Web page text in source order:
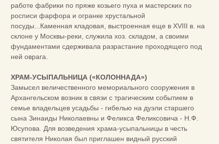
работе фабрики по пряже козьего пуха и мастерских по
росписи фарфора и огранке хрустальной
посуды...Каменная кладовая, выстроенная еще в XVIII в. на
склоне у Москвы-реки, служила хоз. складом, а своими
фундаментами сдерживала разрастание проходящего под
ней оврага.
ХРАМ-УСЫПАЛЬНИЦА («КОЛОННАДА»)
Замысел величественного мемориального сооружения в
Архангельском возник в связи с трагическим событием в
семье владельцев усадьбы - гибелью на дуэли старшего
сына Зинаиды Николаевны и Феликса Феликсовича - Н.Ф.
Юсупова. Для возведения храма-усыпальницы в честь
святителя Николая был приглашен видный русский